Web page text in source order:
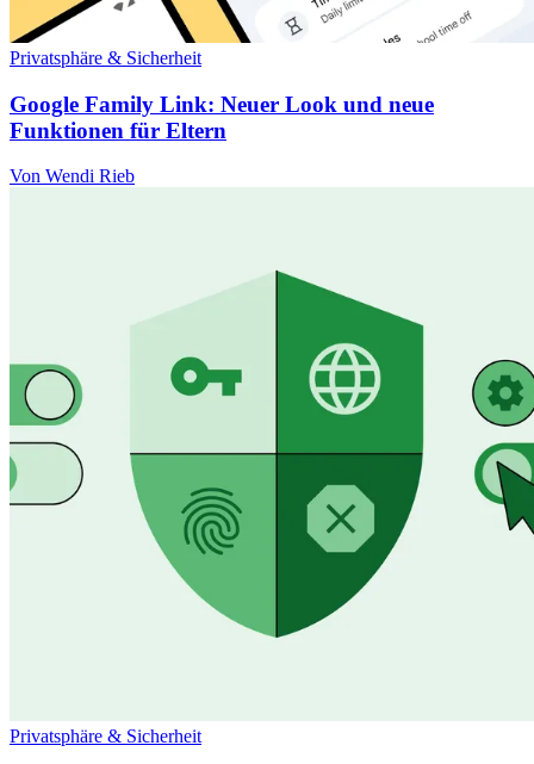
Privatsphäre & Sicherheit
Google Family Link: Neuer Look und neue
Funktionen für Eltern
Von Wendi Rieb
Privatsphäre & Sicherheit